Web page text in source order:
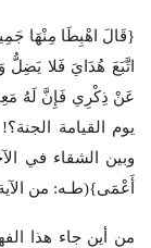
{قَالَ اهْبِطَا مِنْهَا
يوم القيامة
وبين الشقاء في
أَعْمَى}(طـه: من
من أين جاء هذا